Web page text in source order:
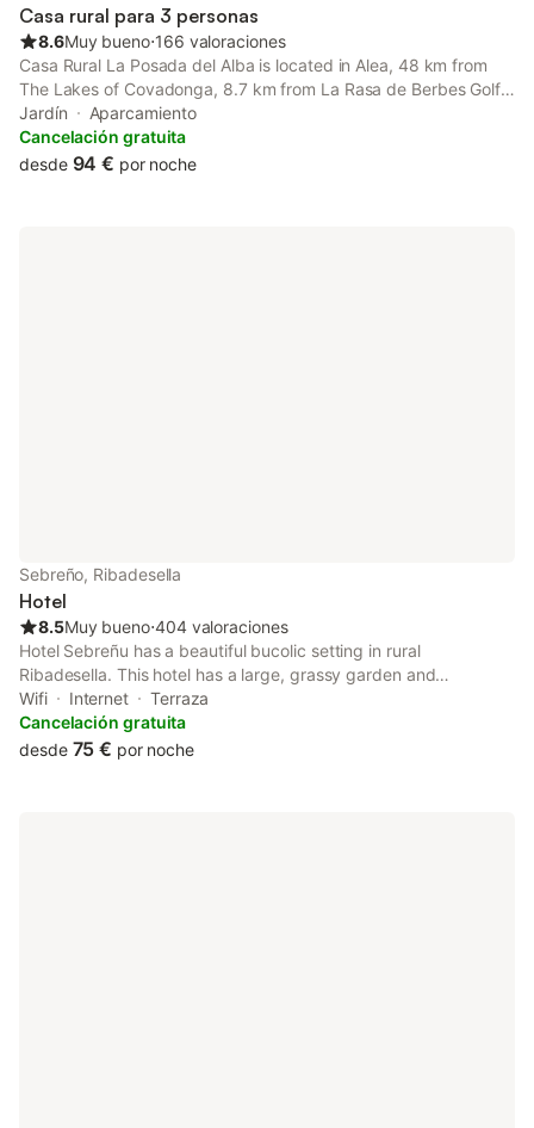
Casa rural para 3 personas
8.6Muy bueno⋅166 valoraciones
Casa Rural La Posada del Alba is located in Alea, 48 km from
The Lakes of Covadonga, 8.7 km from La Rasa de Berbes Golf,
as well as 11 km from La Cueva de Tito Bustillo. There is an on-
site restaurant and free private parking.
Jardín
Aparcamiento
Cancelación gratuita
desde 94 € por noche
Sebreño, Ribadesella
Hotel
8.5Muy bueno⋅404 valoraciones
Hotel Sebreñu has a beautiful bucolic setting in rural
Ribadesella. This hotel has a large, grassy garden and
magnificent mountain views. Free WiFi access is available. At
Hotel Sebreñu you will find a garden and a terrace.
Wifi Internet
Terraza
Cancelación gratuita
desde 75 € por noche